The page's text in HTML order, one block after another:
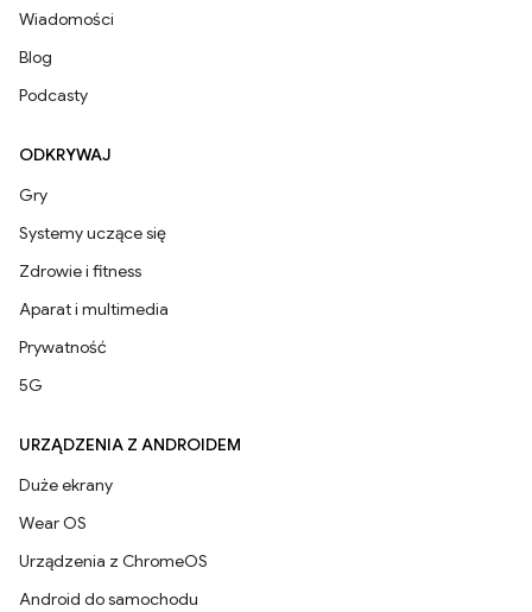
Wiadomości
Blog
Podcasty
ODKRYWAJ
Gry
Systemy uczące się
Zdrowie i fitness
Aparat i multimedia
Prywatność
5G
URZĄDZENIA Z ANDROIDEM
Duże ekrany
Wear OS
Urządzenia z ChromeOS
Android do samochodu